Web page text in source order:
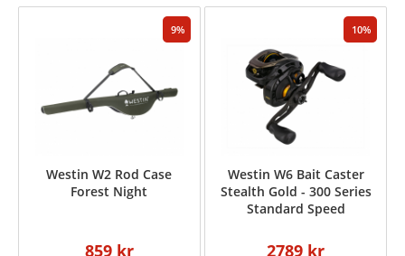
9
Westin W2 Rod Case
Forest Night
859 kr
10
Westin W6 Bait Caster
Stealth Gold - 300 Series
Standard Speed
2789 kr